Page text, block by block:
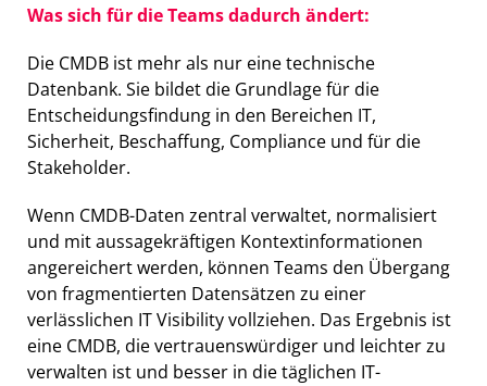
Was sich für die Teams dadurch ändert:
Die CMDB ist mehr als nur eine technische
Datenbank. Sie bildet die Grundlage für die
Entscheidungsfindung in den Bereichen IT,
Sicherheit, Beschaffung, Compliance und für die
Stakeholder.
Wenn CMDB-Daten zentral verwaltet, normalisiert
und mit aussagekräftigen Kontextinformationen
angereichert werden, können Teams den Übergang
von fragmentierten Datensätzen zu einer
verlässlichen IT Visibility vollziehen. Das Ergebnis ist
eine CMDB, die vertrauenswürdiger und leichter zu
verwalten ist und besser in die täglichen IT-